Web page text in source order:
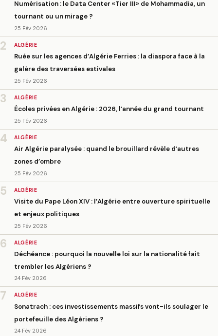
Numérisation : le Data Center «Tier III» de Mohammadia, un
tournant ou un mirage ?
25 Fév 2026
2 ALGÉRIE
Ruée sur les agences d’Algérie Ferries : la diaspora face à la
galère des traversées estivales
25 Fév 2026
3 ALGÉRIE
Écoles privées en Algérie : 2026, l’année du grand tournant
25 Fév 2026
4 ALGÉRIE
Air Algérie paralysée : quand le brouillard révèle d’autres
zones d’ombre
25 Fév 2026
5 ALGÉRIE
Visite du Pape Léon XIV : l’Algérie entre ouverture spirituelle
et enjeux politiques
25 Fév 2026
6 ALGÉRIE
Déchéance : pourquoi la nouvelle loi sur la nationalité fait
trembler les Algériens ?
24 Fév 2026
7 ALGÉRIE
Sonatrach : ces investissements massifs vont-ils soulager le
portefeuille des Algériens ?
24 Fév 2026